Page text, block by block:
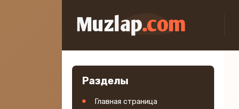
Разделы
Главная страница